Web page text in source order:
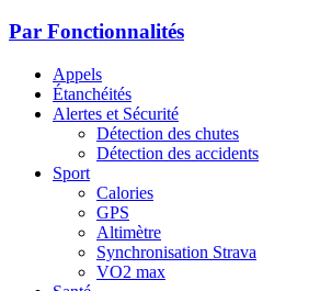
Par Fonctionnalités
Appels
Étanchéités
Alertes et Sécurité
Détection des chutes
Détection des accidents
Sport
Calories
GPS
Altimètre
Synchronisation Strava
VO2 max